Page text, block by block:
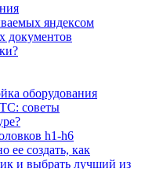
яндексом
документов
оборудования
советы
h1-h6
ее создать, как
и выбрать лучший из